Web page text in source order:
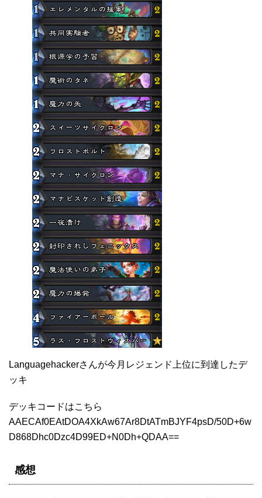
Languagehackerさんが今月レジェンド上位に到達したデ
ッキ
デッキコードはこちら
AAECAf0EAtDOA4XkAw67Ar8DtATmBJYF4psD/50D+6w
D868Dhc0Dzc4D99ED+N0Dh+QDAA==
感想